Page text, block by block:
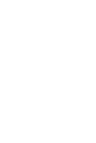
方式。 讓您購物簡單